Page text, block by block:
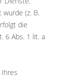
wurde (z. B.
die
6 Abs. 1 lit. a